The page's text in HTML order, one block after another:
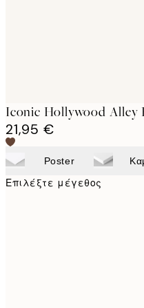
Iconic Hollywood Alley
21,95 €
Poster
Επιλέξτε μέγεθος